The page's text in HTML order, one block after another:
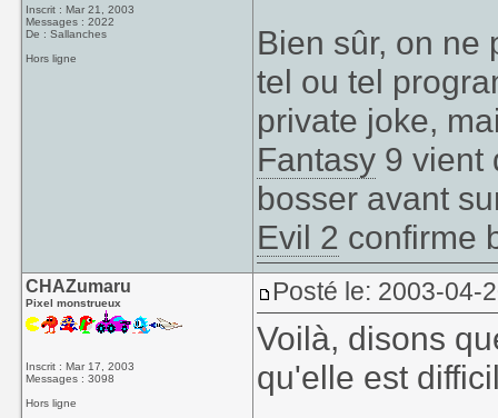
Inscrit : Mar 21, 2003
Messages : 2022
De : Sallanches
Hors ligne
Bien sûr, on ne
tel ou tel
private joke,
Fantasy 9 vient
bosser avant
Evil 2 confirme
CHAZumaru
Pixel monstrueux
Inscrit : Mar 17, 2003
Messages : 3098
Hors ligne
Posté le: 2003-04-
Voilà, disons
qu'elle est